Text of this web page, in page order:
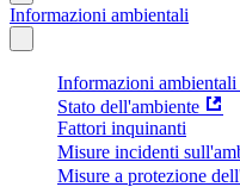
Informazioni ambientali
Informazioni ambientali
Stato dell'ambiente
Fattori inquinanti
Misure incidenti
Misure a protezione